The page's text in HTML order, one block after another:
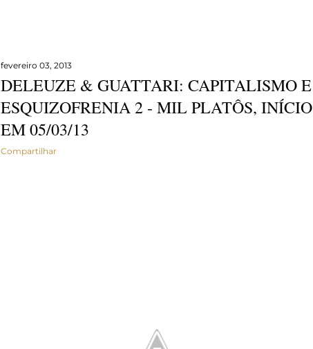
fevereiro 03, 2013
DELEUZE & GUATTARI: CAPITALISMO E
ESQUIZOFRENIA 2 - MIL PLATÔS, INÍCIO
EM 05/03/13
Compartilhar